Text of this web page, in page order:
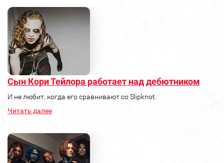
Сын Кори Тейлора работает над дебютником
И не любит, когда его сравнивают со Slipknot.
Читать далее